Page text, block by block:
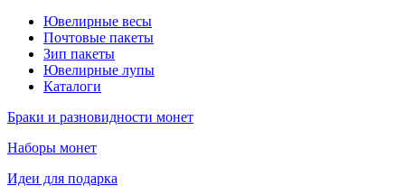
Ювелирные весы
Почтовые пакеты
Зип пакеты
Ювелирные лупы
Каталоги
Браки и разновидности монет
Наборы монет
Идеи для подарка